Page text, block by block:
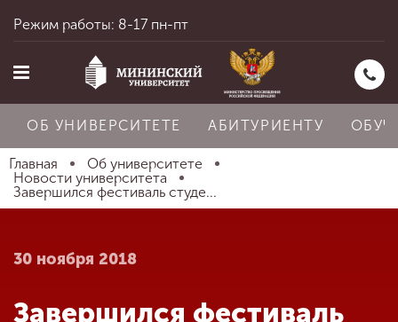
Главная
Режим работы: 8-17 пн-пт
ОБ УНИВЕРСИТЕТЕ АБИТУРИЕНТУ
Главная
Об университете
Новости университета
Завершился фестиваль студе...
30 ноября 2018
Завершился фестиваль